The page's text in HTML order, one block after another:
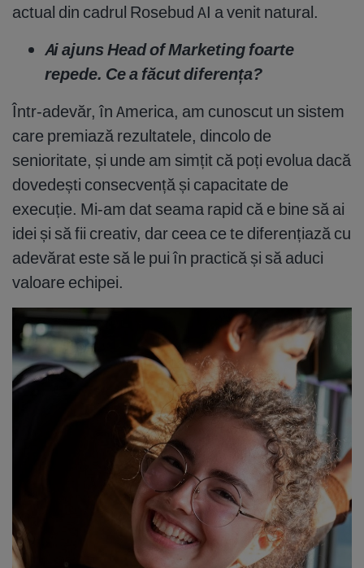
actual din cadrul Rosebud AI a venit natural.
Ai ajuns Head of Marketing foarte
repede. Ce a făcut diferența?
Într-adevăr, în America, am cunoscut un sistem
care premiază rezultatele, dincolo de
senioritate, și unde am simțit că poți evolua dacă
dovedești consecvență și capacitate de
execuție. Mi-am dat seama rapid că e bine să ai
idei și să fii creativ, dar ceea ce te diferențiază cu
adevărat este să le pui în practică și să aduci
valoare echipei.